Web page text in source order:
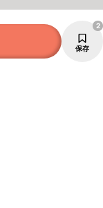
保存
2